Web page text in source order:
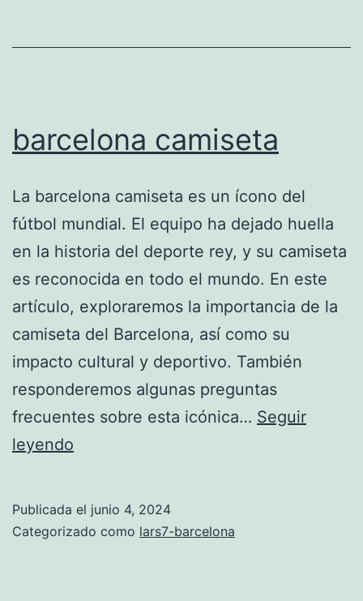
barcelona camiseta
La barcelona camiseta es un ícono del
fútbol mundial. El equipo ha dejado huella
en la historia del deporte rey, y su camiseta
es reconocida en todo el mundo. En este
artículo, exploraremos la importancia de la
camiseta del Barcelona, así como su
impacto cultural y deportivo. También
responderemos algunas preguntas
frecuentes sobre esta icónica… Seguir
leyendo
Publicada el junio 4, 2024
Categorizado como lars7-barcelona